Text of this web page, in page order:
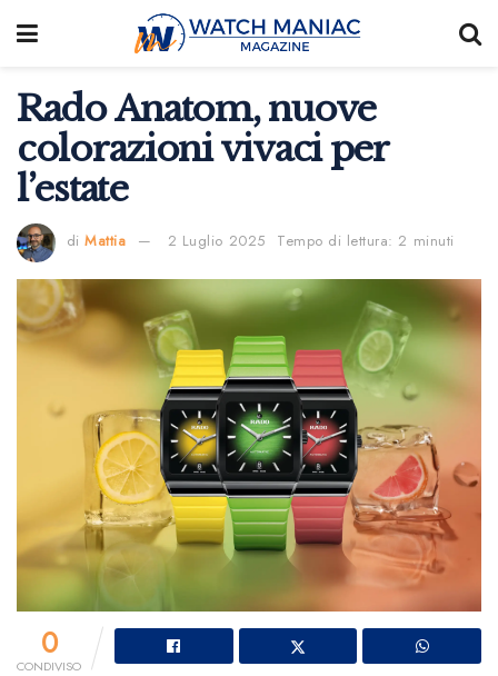
Rado Anatom, nuove
colorazioni vivaci per
l’estate
di Mattia 2 Luglio 2025 Tempo di lettura: 2 minuti
0
CONDIVISO